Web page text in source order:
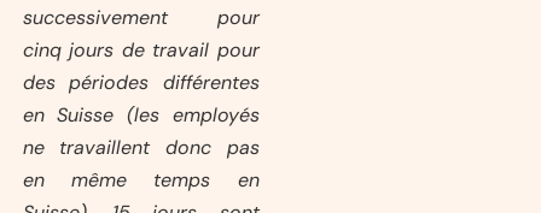
successivement pour
cinq jours de travail pour
des périodes différentes
en Suisse (les employés
ne travaillent donc pas
en même temps en